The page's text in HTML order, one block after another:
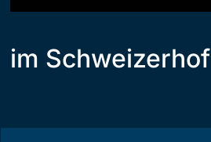
im Schweizerhof